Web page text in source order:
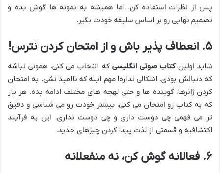
پس از نظرات استفاده کن، اما همیشه به نمونه ها گوش بده و
تصمیم نهایی رو بر اساس سلیقه خودت بگیر.
۵. انعطاف پذیر باش و از امتحان کردن نترس!
شاید اولینکتاب صوتی انگلیسی که انتخاب می کنی، همونی نباشه
که دنبالش بودی. اشکالی نداره! مهم اینه که ناامید نشی. به امتحان
کردن ژانرها، گوینده ها و حتی لهجه های مختلف ادامه بده. هر بار
که یه کتاب رو امتحان می کنی، بیشتر خودت رو می شناسی و دقیق
تر می فهمی چی دوست داری و چی دوست نداری. این یه فرآیند
اکتشافیه و قسمتی از لذت پیدا کردن چیزهای جدید.
۶. فعالانه گوش کن، نه منفعلانه